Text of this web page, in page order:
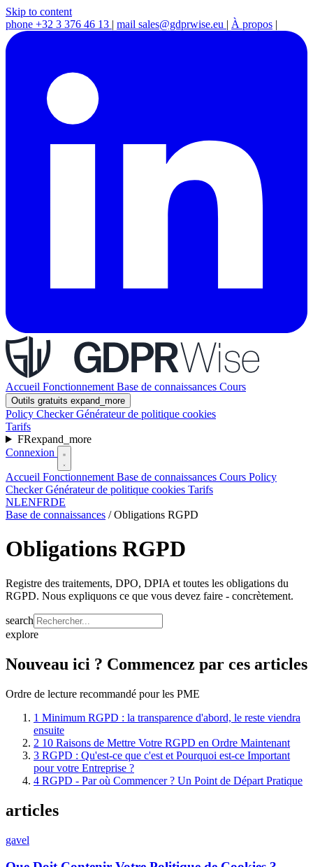
Skip to content
phone +32 3 376 46 13 | mail sales@gdprwise.eu | À propos |
Accueil Fonctionnement Base de connaissances Cours
Outils gratuits expand_more
Policy CheckerGénérateur de politique cookies
Tarifs
FRexpand_more
Connexion
Accueil Fonctionnement Base de connaissances Cours Policy
CheckerGénérateur de politique cookies Tarifs
NLENFRDE
Base de connaissances / Obligations RGPD
Obligations RGPD
Registre des traitements, DPO, DPIA et toutes les obligations du
RGPD. Nous expliquons ce que vous devez faire - concrètement.
search
explore
Nouveau ici ? Commencez par ces articles
Ordre de lecture recommandé pour les PME
1 Minimum RGPD : la transparence d'abord, le reste viendra
ensuite
2 10 Raisons de Mettre Votre RGPD en Ordre Maintenant
3 RGPD : Qu'est-ce que c'est et Pourquoi est-ce Important
pour votre Entreprise ?
4 RGPD - Par où Commencer ? Un Point de Départ Pratique
articles
gavel